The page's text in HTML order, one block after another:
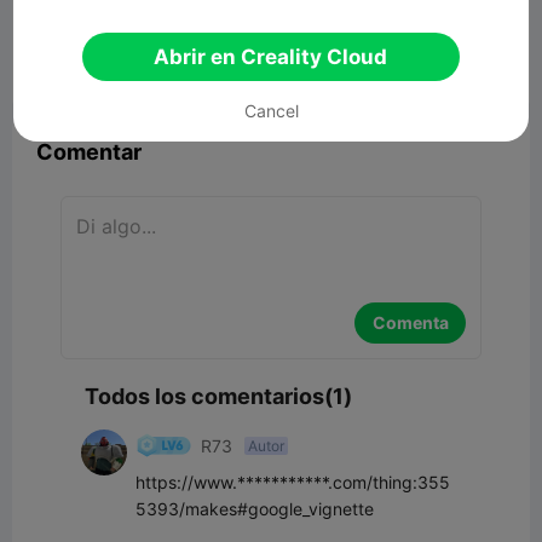
Reporte 6  1
Comentar
Comenta
Todos los comentarios(1)
R73 Autor
https://www.***********.com/thing:355
5393/makes#google_vignette
Abrir en Creality Cloud
Cancel